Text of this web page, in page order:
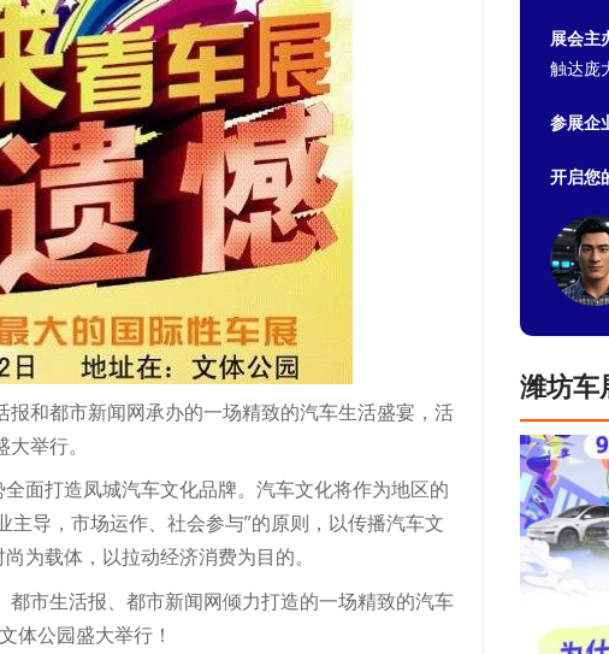
和都市新闻网承办的一场精致的汽车生活盛宴，活
举行。
面打造凤城汽车文化品牌。汽车文化将作为地区的
导，市场运作、社会参与”的原则，以传播汽车文
为载体，以拉动经济消费为目的。
市生活报、都市新闻网倾力打造的一场精致的汽车
体公园盛大举行！
展会主
触达庞
参展企
开启您
潍坊车